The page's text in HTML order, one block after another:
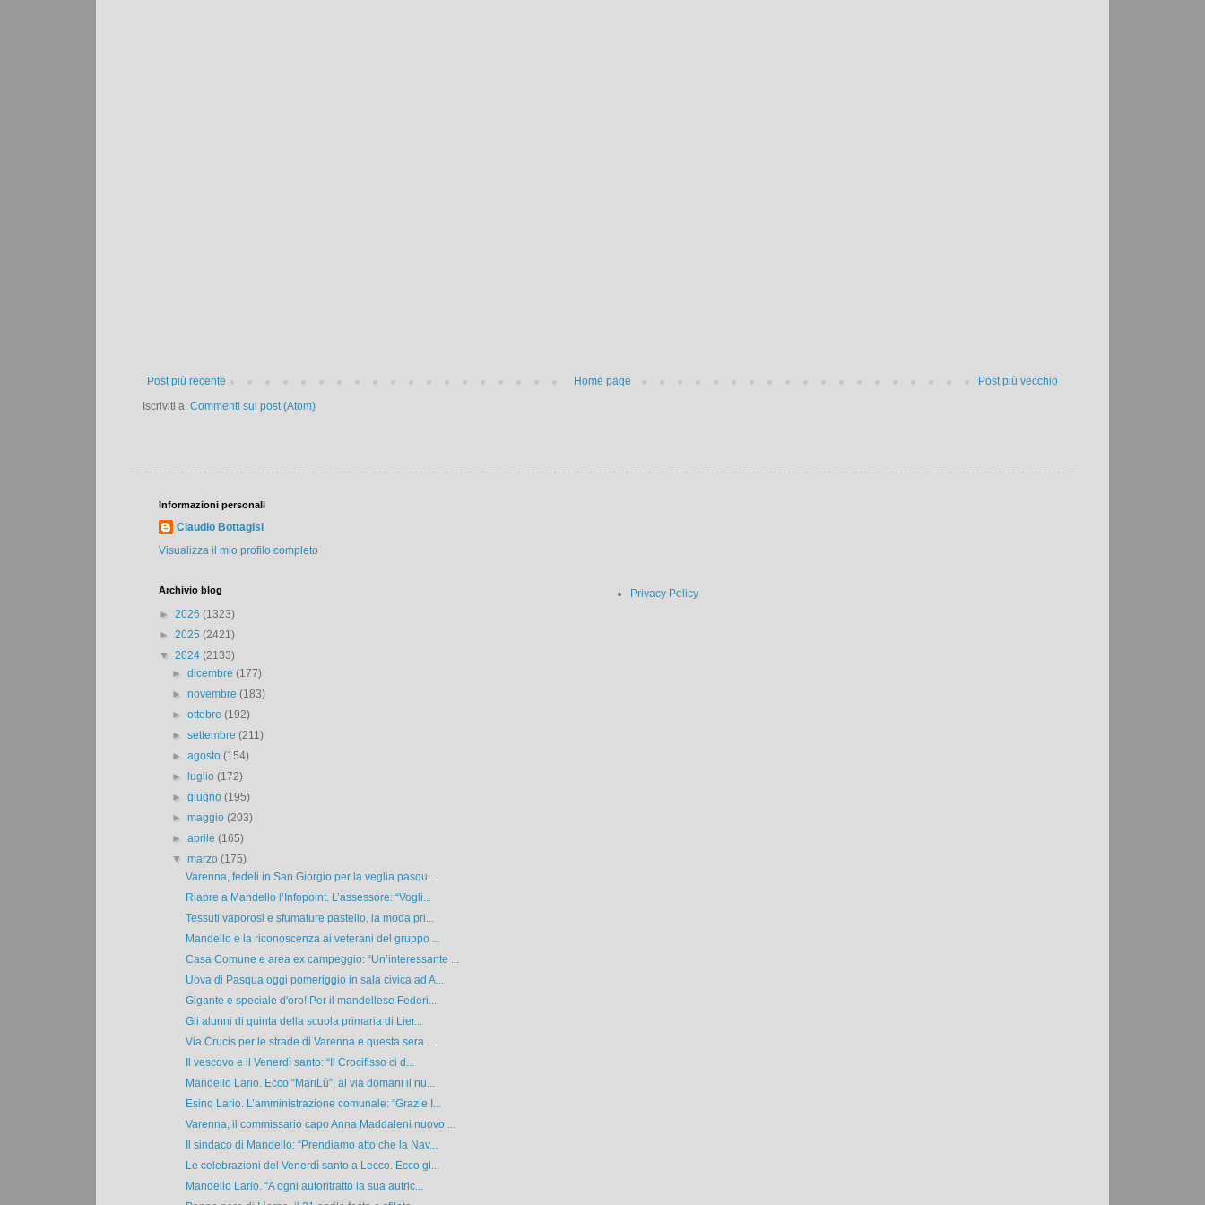
Post più recente Post più vecchio
Home page
Iscriviti a: Commenti sul post (Atom)
Informazioni personali
Claudio Bottagisi
Visualizza il mio profilo completo
Archivio blog
► 2026 (1323)
► 2025 (2421)
▼ 2024 (2133)
►dicembre(177)
►novembre(183)
►ottobre(192)
►settembre(211)
►agosto(154)
►luglio(172)
►giugno(195)
►maggio(203)
►aprile(165)
▼marzo(175)
Varenna, fedeli in San Giorgio per la veglia pasqu...
Riapre a Mandello l’Infopoint. L’assessore: “Vogli...
Tessuti vaporosi e sfumature pastello, la moda pri...
Mandello e la riconoscenza ai veterani del gruppo ...
Casa Comune e area ex campeggio: “Un’interessante ...
Uova di Pasqua oggi pomeriggio in sala civica ad A...
Gigante e speciale d'oro! Per il mandellese Federi...
Gli alunni di quinta della scuola primaria di Lier...
Via Crucis per le strade di Varenna e questa sera ...
Il vescovo e il Venerdì santo: “Il Crocifisso ci d...
Mandello Lario. Ecco “MariLù”, al via domani il nu...
Esino Lario. L’amministrazione comunale: “Grazie I...
Varenna, il commissario capo Anna Maddaleni nuovo ...
Il sindaco di Mandello: “Prendiamo atto che la Nav...
Le celebrazioni del Venerdì santo a Lecco. Ecco gl...
Mandello Lario. “A ogni autoritratto la sua autric...
Privacy Policy